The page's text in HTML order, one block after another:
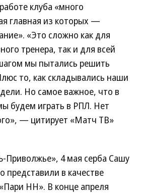
клуба «много
главная из которых —
«Это сложно как для
тренера, так и для всей
мы пытались решить
то, как складывались наши
Но самое важное, что в
будем играть в РПЛ. Нет
— цитирует «Матч ТВ»
Приволжье», 4 мая серба Сашу
в качестве
НН». В конце апреля